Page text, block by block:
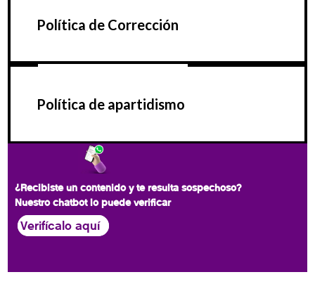
Política de Corrección
Política de apartidismo
¿Recibiste un contenido y te resulta sospechoso?
Nuestro chatbot lo puede verificar
Verifícalo aquí